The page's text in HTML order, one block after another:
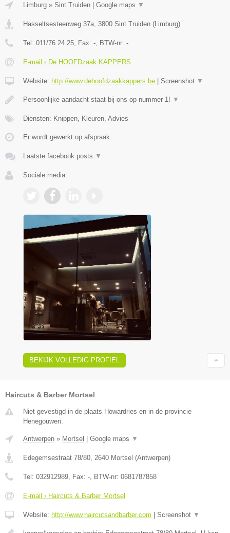
Limburg » Sint Truiden Google maps ▼
Hasseltsesteenweg 37a, 3800 Sint Truiden (Limburg)
Tel: 011/76.24.25, Fax: -, BTW-nr: -
E-mail › De HOOFDzaak KAPPERS
Website: http://www.dehoofdzaakkappers.be Screenshot ▼
Persoonlijke aandacht staat bij ons op nummer 1! ▼
Diensten: Knippen, Kleuren, Advies
Er wordt gewerkt op afspraak.
Laatste facebook posts ▼
Sociale media:
BEKIJK VOLLEDIG PROFIEL
Haircuts & Barber Mortsel
Niet gevestigd in de plaats Howardries en in de provincie
Henegouwen.
Antwerpen » Mortsel Google maps ▼
Edegemsestraat 78/80, 2640 Mortsel (Antwerpen)
Tel: 032912989, Fax: -, BTW-nr: 0681787858
E-mail › Haircuts & Barber Mortsel
Website: http://www.haircutsandbarber.com Screenshot ▼